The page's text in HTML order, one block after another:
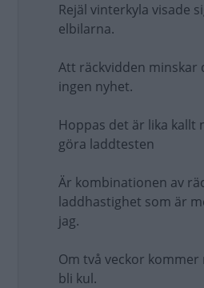
Rejäl vinterkyla visade
elbilarna.
Att räckvidden minskar
ingen nyhet.
Hoppas det är lika kallt
göra laddtesten
Är kombinationen av
laddhastighet som är
jag.
Om två veckor kommer
bli kul.